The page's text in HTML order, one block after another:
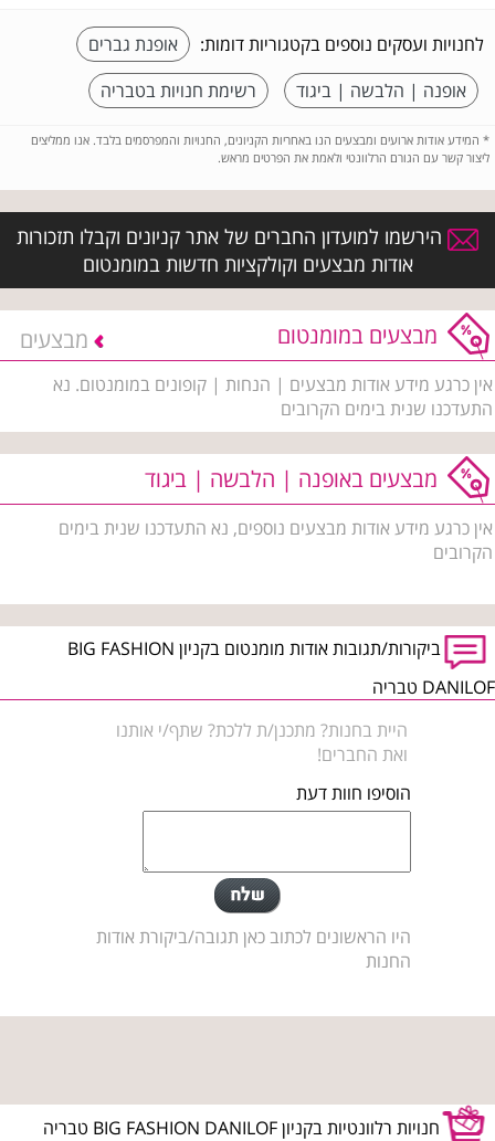
לחנויות ועסקים נוספים בקטגוריות דומות:
אופנת גברים
אופנה | הלבשה | ביגוד
רשימת חנויות בטבריה
* המידע אודות ארועים ומבצעים הנו באחריות הקניונים, החנויות והמפרסמים בלבד. אנו ממליצים
ליצור קשר עם הגורם הרלוונטי ולאמת את הפרטים מראש.
הירשמו למועדון החברים של אתר קניונים וקבלו תזכורות
אודות מבצעים וקולקציות חדשות במומנטום
מבצעים במומנטום מבצעים
אין כרגע מידע אודות מבצעים | הנחות | קופונים במומנטום. נא
התעדכנו שנית בימים הקרובים
מבצעים באופנה | הלבשה | ביגוד
אין כרגע מידע אודות מבצעים נוספים, נא התעדכנו שנית בימים
הקרובים
ביקורות/תגובות אודות מומנטום בקניון BIG FASHION
DANILOF טבריה
היית בחנות? מתכנן/ת ללכת? שתף/י אותנו
ואת החברים!
הוסיפו חוות דעת
היו הראשונים לכתוב כאן תגובה/ביקורת אודות
החנות
חנויות רלוונטיות בקניון BIG FASHION DANILOF טבריה